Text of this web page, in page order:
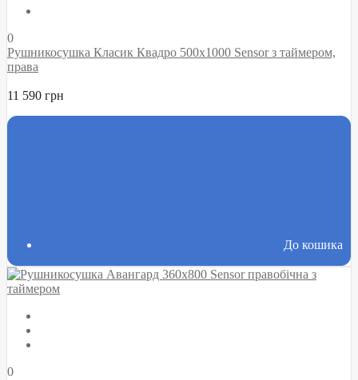
0
Рушникосушка Класик Квадро 500х1000 Sensor з таймером,
права
11 590 грн
До кошика
0